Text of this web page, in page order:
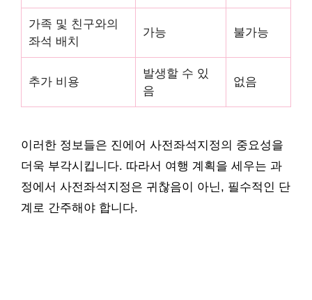
가족 및 친구와의
좌석 배치
가능 불가능
추가 비용
발생할 수 있
음
없음
이러한 정보들은 진에어 사전좌석지정의 중요성을
더욱 부각시킵니다. 따라서 여행 계획을 세우는 과
정에서 사전좌석지정은 귀찮음이 아닌, 필수적인 단
계로 간주해야 합니다.